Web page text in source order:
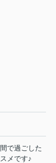
で過ごした
メです♪